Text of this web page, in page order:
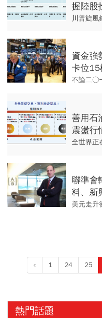
握陸股
川普旋風
有機會
具來跟上
資金強
卡位15
不論二○
走強；
息是必要
善用石
震盪行
全世界正
全球市
用最簡單
聯準會
料、新
盤手
美元走升
« 1 24 25
熱門話題